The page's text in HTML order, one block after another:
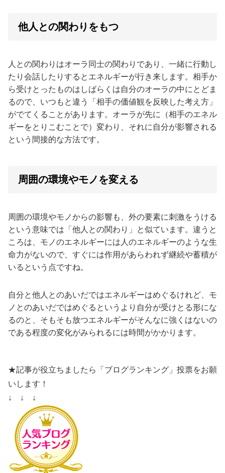
他人との関わりをもつ
人との関わりはオーラ同士の関わりであり、一緒に行動し
たり会話したりするとエネルギーが行き来します。相手か
ら受けとったものはしばらくは自分のオーラの中にとどま
るので、いつもと違う「相手の価値観を反映した考え方」
がでてくることがあります。オーラが先に（相手のエネル
ギーをとりこむことで）変わり、それに自分が影響される
という間接的な方法です。
周囲の環境やモノを変える
周囲の環境やモノからの影響も、外の要素に刺激をうける
という意味では「他人との関わり」と似ています。違うと
ころは、モノのエネルギーには人のエネルギーのような生
命力がないので、すぐには作用があらわれず継続や蓄積が
いるという点ですね。
自分と他人とのあいだではエネルギーはめぐるけれど、モ
ノとのあいだではめぐるというより自分が受けとる形にな
るのと、そもそも放つエネルギーがそんなに強くはないの
である程度の変化がみられるには時間がかかります。
★記事が役立ちましたら「ブログランキング」投票をお願
いします！
↓ ↓ ↓